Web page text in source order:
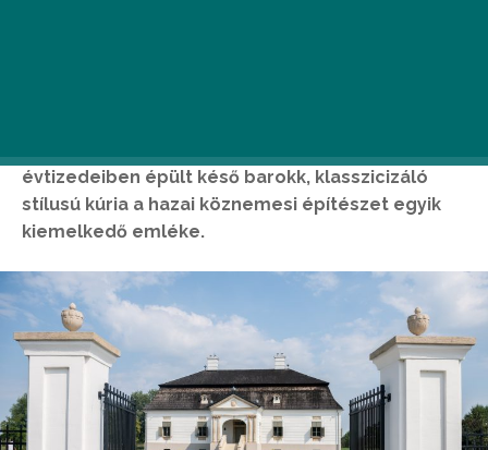
évtizedeiben épült késő barokk, klasszicizáló
stílusú kúria a hazai köznemesi építészet egyik
kiemelkedő emléke.